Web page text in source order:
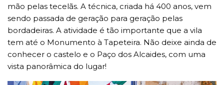
mão pelas tecelãs. A técnica, criada há 400 anos, vem
sendo passada de geração para geração pelas
bordadeiras. A atividade é tão importante que a vila
tem até o Monumento à Tapeteira. Não deixe ainda de
conhecer o castelo e o Paço dos Alcaides, com uma
vista panorâmica do lugar!